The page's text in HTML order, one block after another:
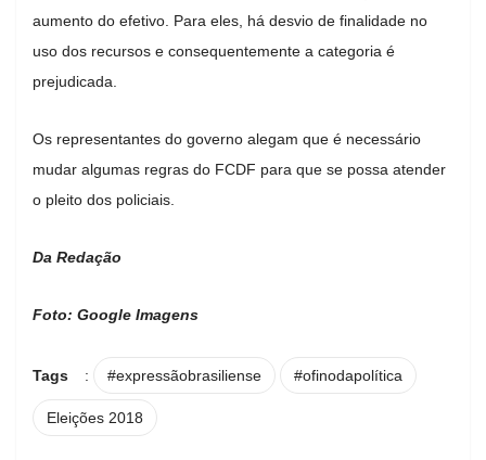
aumento do efetivo. Para eles, há desvio de finalidade no
uso dos recursos e consequentemente a categoria é
prejudicada.
Os representantes do governo alegam que é necessário
mudar algumas regras do FCDF para que se possa atender
o pleito dos policiais.
Da Redação
Foto: Google Imagens
Tags : #expressãobrasiliense #ofinodapolítica
Eleições 2018